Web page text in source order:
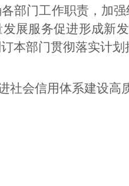
部门工作职责，加
展服务促进形成新
本部门贯彻落实计划
社会信用体系建设